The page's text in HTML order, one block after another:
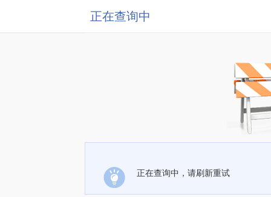
正在查询中
正在查询中，请刷新重试